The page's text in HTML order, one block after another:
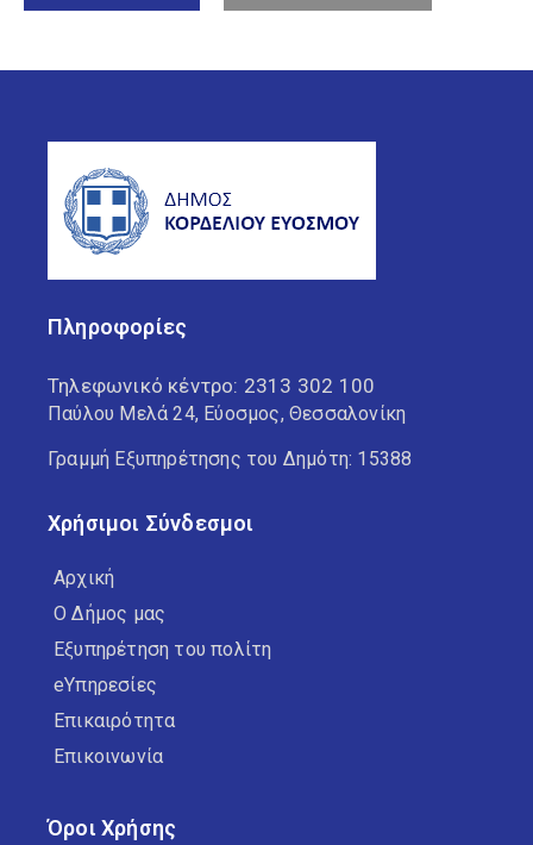
Πληροφορίες
Τηλεφωνικό κέντρο: 2313 302 100
Παύλου Μελά 24, Εύοσμος, Θεσσαλονίκη
Γραμμή Εξυπηρέτησης του Δημότη: 15388
Χρήσιμοι Σύνδεσμοι
Αρχική
Ο Δήμος μας
Εξυπηρέτηση του πολίτη
eΥπηρεσίες
Επικαιρότητα
Επικοινωνία
Όροι Χρήσης